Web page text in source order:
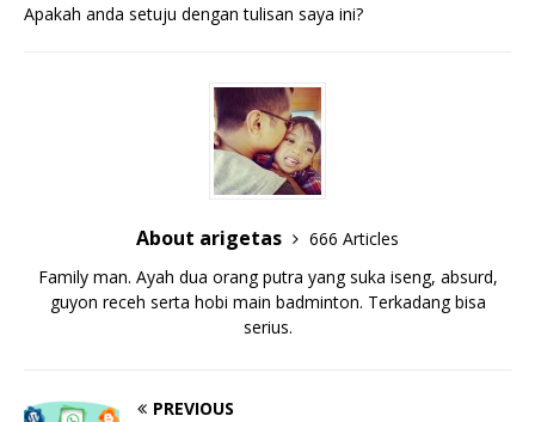
Apakah anda setuju dengan tulisan saya ini?
About arigetas
666 Articles
Family man. Ayah dua orang putra yang suka iseng, absurd,
guyon receh serta hobi main badminton. Terkadang bisa
serius.
PREVIOUS